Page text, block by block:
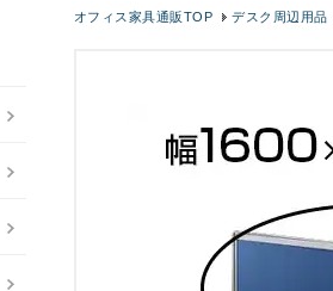
オフィス家具通販TOP デスク周辺用品